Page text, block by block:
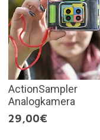
ActionSampler
Analogkamera
29,00€